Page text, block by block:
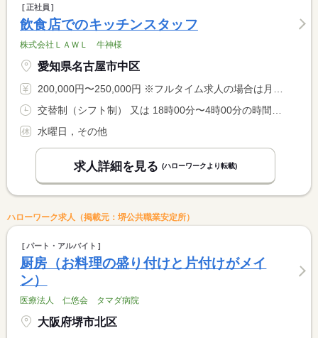
正社員
飲食店でのキッチンスタッフ
株式会社ＬＡＷＬ 牛神様
愛知県名古屋市中区
200,000円〜250,000円 ※フルタイム求人の場合は月額（換算額）、パート求人の場合は時間額を表示しています。
交替制（シフト制） 又は 18時00分〜4時00分の時間の間の8時間程度
水曜日，その他
求人詳細を見る (ハローワークより転載)
ハローワーク求人（掲載元：堺公共職業安定所）
パート・アルバイト
厨房（お料理の盛り付けと片付けがメイ
ン）
医療法人 仁悠会 タマダ病院
大阪府堺市北区